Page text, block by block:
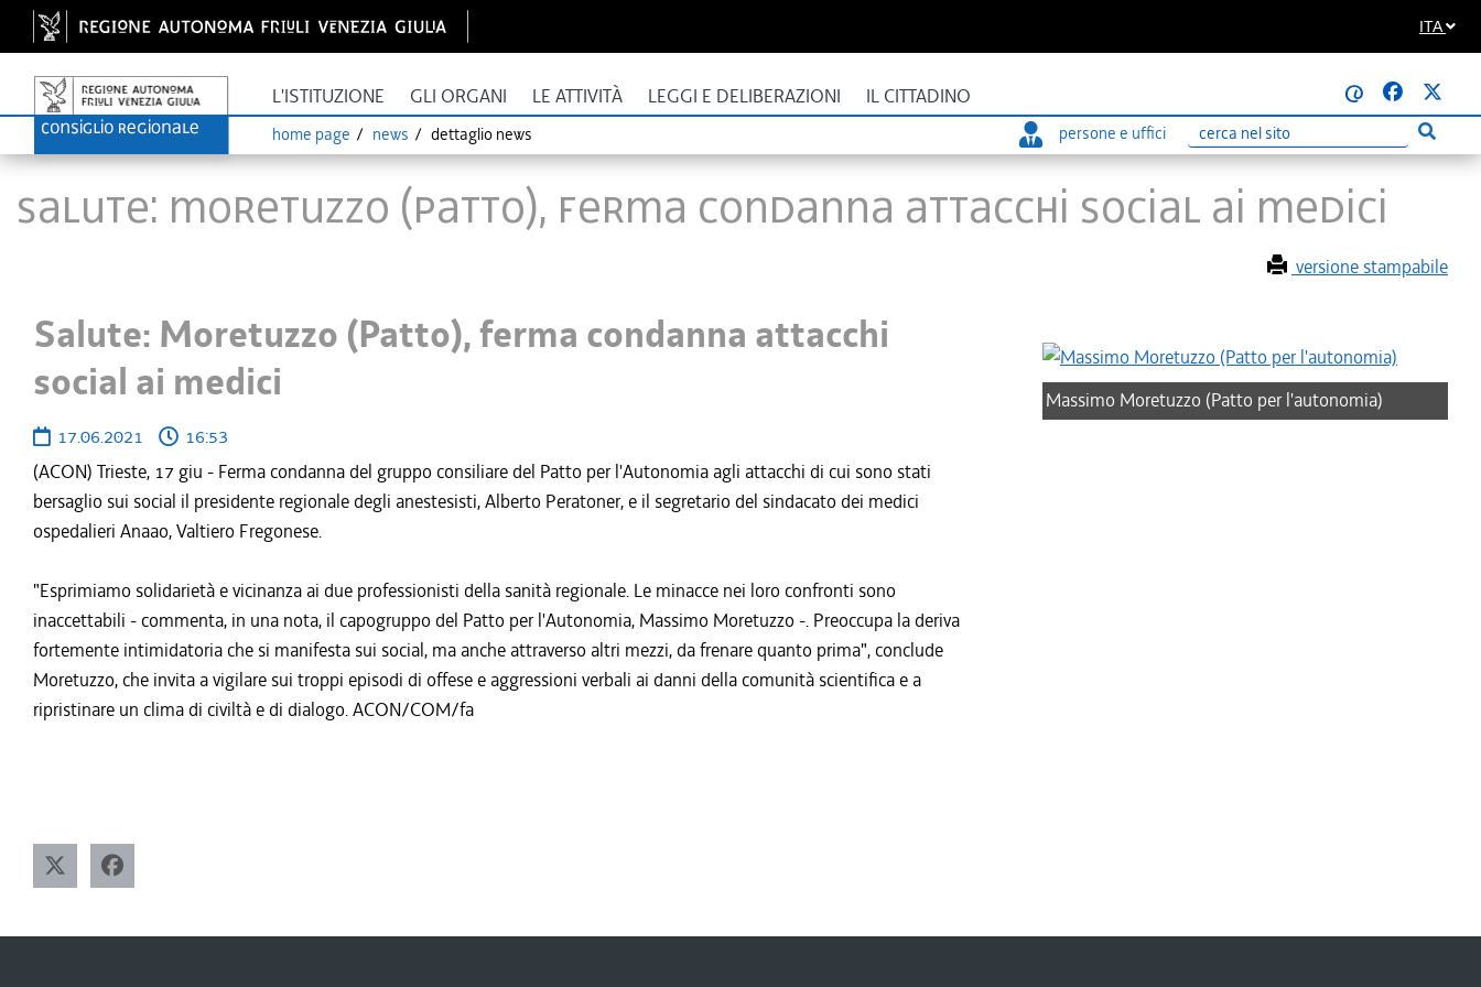
ITA
L'ISTITUZIONE GLI ORGANI LE ATTIVITÀ LEGGI E DELIBERAZIONI IL CITTADINO @
home page news dettaglio news persone e uffici
Ricerca Esegui
Salute: Moretuzzo (Patto), ferma condanna attacchi social ai medici
versione stampabile
Salute: Moretuzzo (Patto), ferma condanna attacchi
social ai medici
17.06.2021
16:53
(ACON) Trieste, 17 giu - Ferma condanna del gruppo consiliare del Patto per l'Autonomia agli attacchi di cui sono stati
bersaglio sui social il presidente regionale degli anestesisti, Alberto Peratoner, e il segretario del sindacato dei medici
ospedalieri Anaao, Valtiero Fregonese.
"Esprimiamo solidarietà e vicinanza ai due professionisti della sanità regionale. Le minacce nei loro confronti sono
inaccettabili - commenta, in una nota, il capogruppo del Patto per l'Autonomia, Massimo Moretuzzo -. Preoccupa la deriva
fortemente intimidatoria che si manifesta sui social, ma anche attraverso altri mezzi, da frenare quanto prima", conclude
Moretuzzo, che invita a vigilare sui troppi episodi di offese e aggressioni verbali ai danni della comunità scientifica e a
ripristinare un clima di civiltà e di dialogo. ACON/COM/fa
Massimo Moretuzzo (Patto per l'autonomia)